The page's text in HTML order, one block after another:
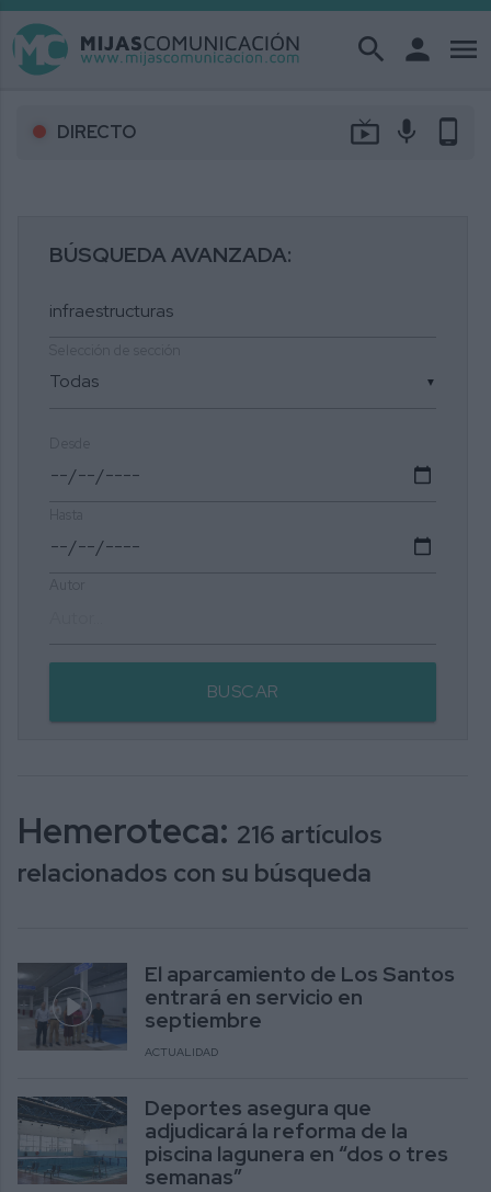
search person menu
DIRECTO live_tv mic phone_android
BÚSQUEDA AVANZADA:
▼
BUSCAR
Hemeroteca: 216 artículos
relacionados con su búsqueda
El aparcamiento de Los Santos
entrará en servicio en
septiembre
ACTUALIDAD
Deportes asegura que
adjudicará la reforma de la
piscina lagunera en “dos o tres
semanas”